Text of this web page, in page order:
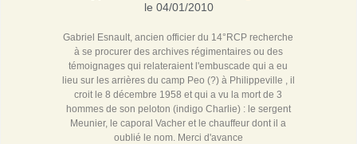
le 04/01/2010
Gabriel Esnault, ancien officier du 14°RCP recherche
à se procurer des archives régimentaires ou des
témoignages qui relateraient l'embuscade qui a eu
lieu sur les arrières du camp Peo (?) à Philippeville , il
croit le 8 décembre 1958 et qui a vu la mort de 3
hommes de son peloton (indigo Charlie) : le sergent
Meunier, le caporal Vacher et le chauffeur dont il a
oublié le nom. Merci d'avance